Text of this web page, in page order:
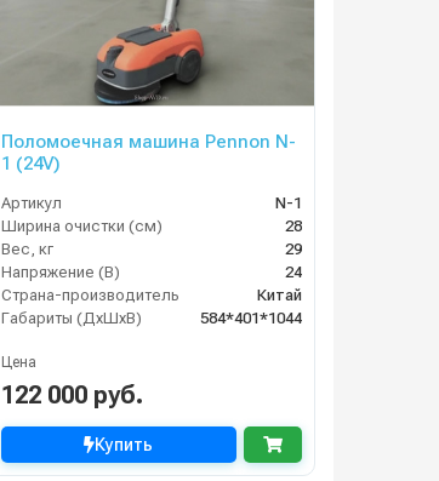
Поломоечная машина Pennon N-
1 (24V)
Артикул
N-1
Ширина очистки (см)
28
Вес, кг
29
Напряжение (В)
24
Страна-производитель
Китай
Габариты (ДхШхВ)
584*401*1044
Цена
122 000 руб.
Купить